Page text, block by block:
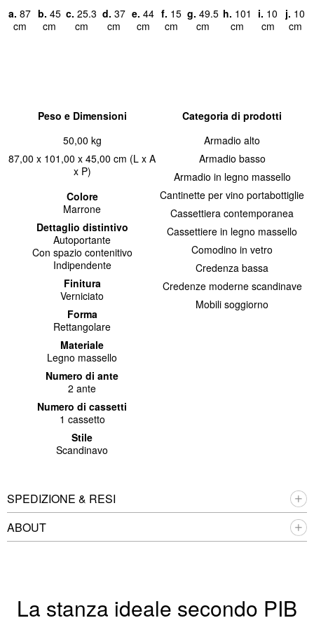
a. 87
cm
b. 45
cm
c. 25.3
cm
d. 37
cm
e. 44
cm
f. 15
cm
g. 49.5
cm
h. 101
cm
i. 10
cm
j. 10
cm
Peso e Dimensioni
50,00 kg
87,00 x 101,00 x 45,00 cm (L x A
x P)
Colore
Marrone
Dettaglio distintivo
Autoportante
Con spazio contenitivo
Indipendente
Finitura
Verniciato
Forma
Rettangolare
Materiale
Legno massello
Numero di ante
2 ante
Numero di cassetti
1 cassetto
Stile
Scandinavo
Categoria di prodotti
Armadio alto
Armadio basso
Armadio in legno massello
Cantinette per vino portabottiglie
Cassettiera contemporanea
Cassettiere in legno massello
Comodino in vetro
Credenza bassa
Credenze moderne scandinave
Mobili soggiorno
SPEDIZIONE & RESI
ABOUT
La stanza ideale secondo PIB